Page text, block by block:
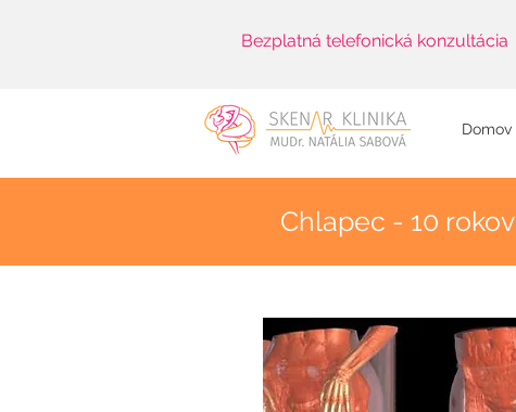
Bezplatná telefonická konzultácia
Domov
Chlapec - 10 rokov